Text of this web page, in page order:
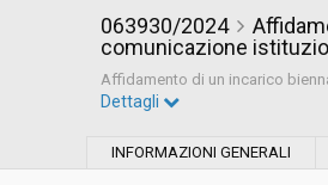
063930/2024
comunicazione
Affidamento di un incarico
Dettagli
INFORMAZIONI GENERALI